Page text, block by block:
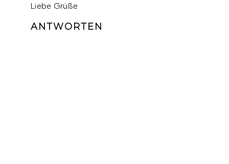
Liebe Grüße
ANTWORTEN